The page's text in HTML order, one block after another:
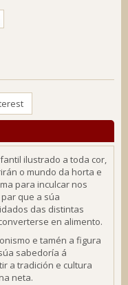
ilustrado a toda cor,
o mundo da horta e
para inculcar nos
que a súa
das distintas
en alimento.
e tamén a figura
sabedoría á
a tradición e cultura
neta.